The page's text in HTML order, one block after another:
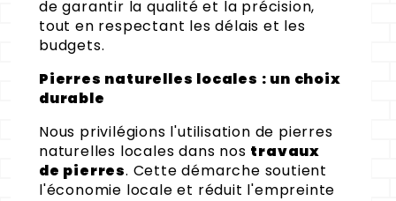
de garantir la qualité et la précision,
tout en respectant les délais et les
budgets.
Pierres naturelles locales : un choix
durable
Nous privilégions l'utilisation de pierres
naturelles locales dans nos travaux
de pierres. Cette démarche soutient
l'économie locale et réduit l'empreinte